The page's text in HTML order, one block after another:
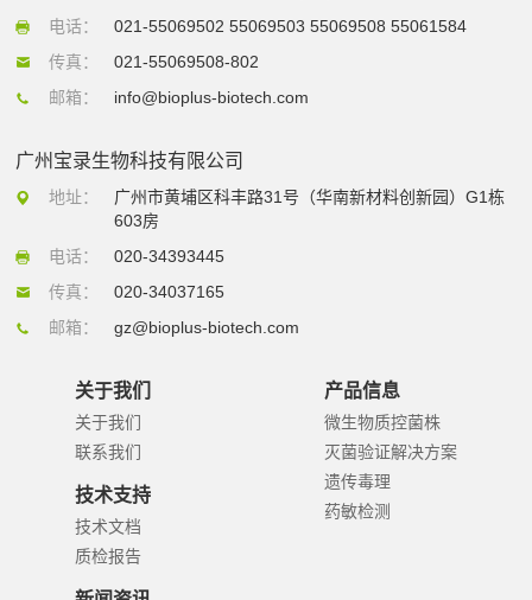
电话：
021-55069502 55069503 55069508 55061584
传真：
021-55069508-802
邮箱：
info@bioplus-biotech.com
广州宝录生物科技有限公司
地址：
广州市黄埔区科丰路31号（华南新材料创新园）G1栋
603房
电话：
020-34393445
传真：
020-34037165
邮箱：
gz@bioplus-biotech.com
关于我们
关于我们
联系我们
技术支持
技术文档
质检报告
产品信息
微生物质控菌株
灭菌验证解决方案
遗传毒理
药敏检测